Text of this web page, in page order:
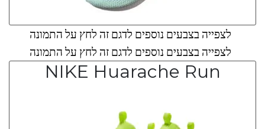
לצפייה בצבעים נוספים לדגם זה לחץ על התמונה
לצפייה בצבעים נוספים לדגם זה לחץ על התמונה
NIKE Huarache Run